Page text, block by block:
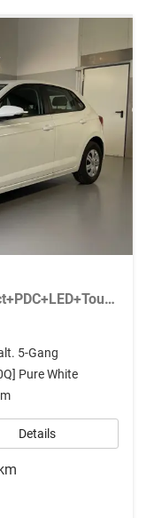
1.0 MPI Sitzheizung+AppConnect+PDC+LED+Touch+Lichtsensor+MultiLenkrad
5-Gang
Pure White
Details